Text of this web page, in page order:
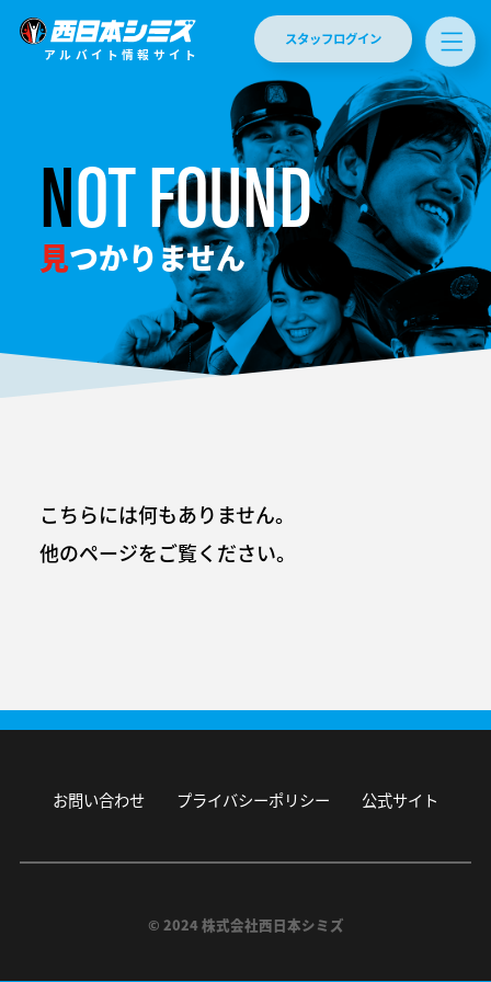
アルバイト情報サイト
スタッフログイン
NOT FOUND
見つかりません
こちらには何もありません。
他のページをご覧ください。
お問い合わせ プライバシーポリシー 公式サイト
© 2024 株式会社西日本シミズ